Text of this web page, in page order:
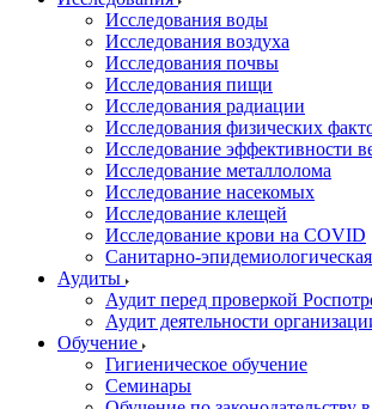
Исследования воды
Исследования воздуха
Исследования почвы
Исследования пищи
Исследования радиации
Исследования физических
Исследование эффективности
Исследование металлолома
Исследование насекомых
Исследование клещей
Исследование крови на COVID
Санитарно-
Аудиты
Аудит перед проверкой
Аудит деятельности
Обучение
Гигиеническое обучение
Семинары